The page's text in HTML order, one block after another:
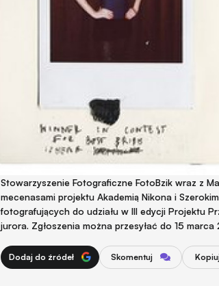
Stowarzyszenie Fotograficzne FotoBzik wraz z
mecenasami projektu Akademią Nikona i
fotografujących do udziału w III edycji Projektu
jurora. Zgłoszenia można przesyłać do 15 marca
Dodaj do źródeł Skomentuj